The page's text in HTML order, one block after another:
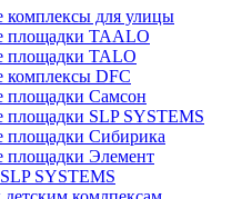
комплексы для улицы
площадки TAALO
площадки TALO
комплексы DFC
площадки Самсон
площадки SLP SYSTEMS
площадки Сибирика
площадки Элемент
SYSTEMS